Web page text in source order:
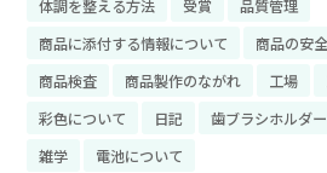
体調を整える方法
受賞
品質管理
商品に添付する情報について
商品の安
商品検査
商品製作のながれ 工場
彩色について
日記 歯ブラシホルダー
雑学
電池について